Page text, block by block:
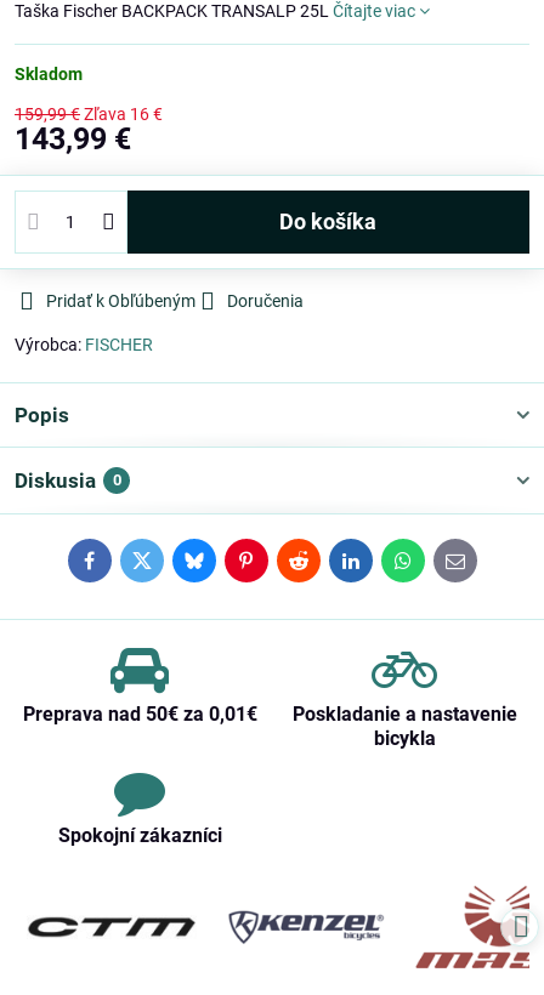
Taška Fischer BACKPACK TRANSALP 25L Čítajte viac
Skladom
159,99 €Zľava 16 €
143,99 €
Do košíka
Pridať k Obľúbeným Doručenia
Výrobca: FISCHER
Popis
Diskusia 0
FacebookTwitterBlueskyPinterestRedditLinkedInWhatsApp
E-
mail
Preprava nad 50€ za 0,01€
Poskladanie a nastavenie
bicykla
Spokojní zákazníci